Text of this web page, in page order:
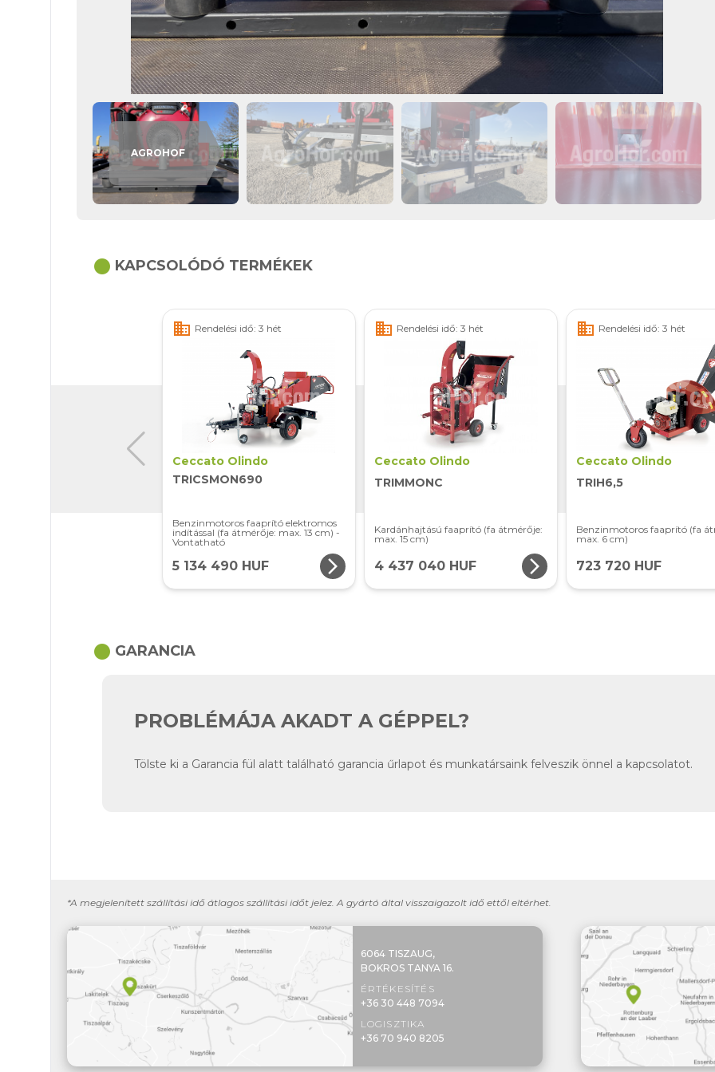
AGROHOF
circle KAPCSOLÓDÓ TERMÉKEK
business Rendelési idő: 3 hét
Ceccato Olindo
TRICSMON690
Benzinmotoros faaprító elektromos
indítással (fa átmérője: max. 13 cm) -
Vontatható
5 134 490 HUF arrow_forward_ios
business Rendelési idő: 3 hét
Ceccato Olindo
TRIMMONC
Kardánhajtású faaprító (fa átmérője:
max. 15 cm)
4 437 040 HUF arrow_forward_ios
business Rendelési idő: 3 hét
Ceccato Olindo
TRIH6,5
Benzinmotoros faaprító (fa
max. 6 cm)
723 720 HUF
circle GARANCIA
PROBLÉMÁJA AKADT A GÉPPEL?
Tölste ki a Garancia fül alatt található garancia űrlapot és munkatársaink felveszik önnel a kapcsolatot.
*A megjelenített szállítási idő átlagos szállítási időt jelez. A gyártó által visszaigazolt idő ettől eltérhet.
6064 TISZAUG,
BOKROS TANYA 16.
ÉRTÉKESÍTÉS
+36 30 448 7094
LOGISZTIKA
+36 70 940 8205